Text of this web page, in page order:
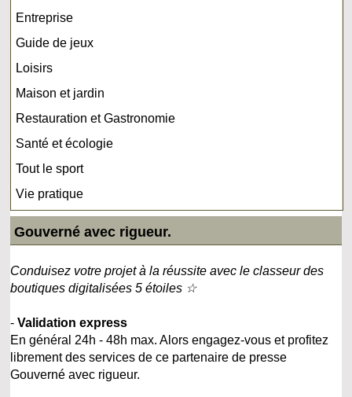
Entreprise
Guide de jeux
Loisirs
Maison et jardin
Restauration et Gastronomie
Santé et écologie
Tout le sport
Vie pratique
Gouverné avec rigueur.
Conduisez votre projet à la réussite avec le classeur des
boutiques digitalisées 5 étoiles ☆
-Validation express
En général 24h - 48h max. Alors engagez-vous et profitez
librement des services de ce partenaire de presse
Gouverné avec rigueur.